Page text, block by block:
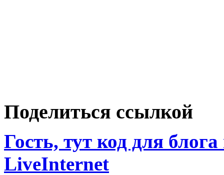
Поделиться ссылкой
Гость, тут код для
LiveInternet